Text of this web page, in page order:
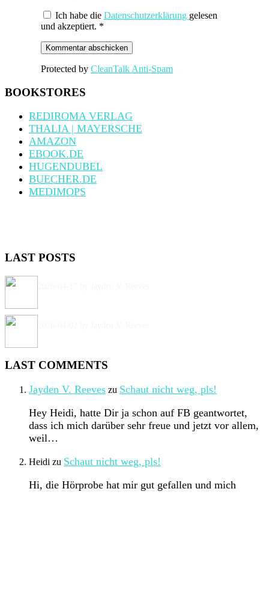
Ich habe die Datenschutzerklärung gelesen
und akzeptiert. *
Protected by CleanTalk Anti-Spam
BOOKSTORES
REDIROMA VERLAG
THALIA | MAYERSCHE
AMAZON
EBOOK.DE
HUGENDUBEL
BUECHER.DE
MEDIMOPS
LAST POSTS
LAST COMMENTS
Jayden V. Reeves zu Schaut nicht weg, pls!
Hey Heidi, hatte Dir ja schon auf FB geantwortet,
dass ich mich darüber sehr freue und jetzt vor allem,
weil…
Heidi zu Schaut nicht weg, pls!
Hi, die Hörprobe hat mir gut gefallen und mich